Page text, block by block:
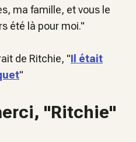
ma famille, et vous le
été là pour moi."
de Ritchie, "Il était
"
"Ritchie"